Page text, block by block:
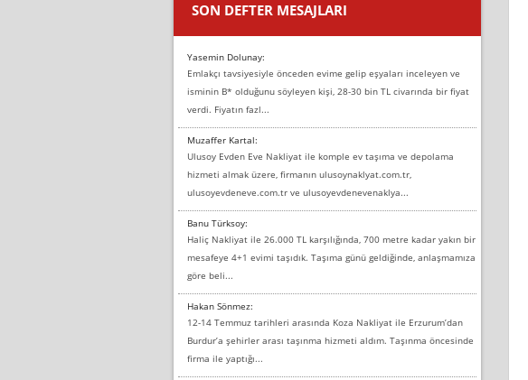
SON DEFTER MESAJLARI
Yasemin Dolunay:
Emlakçı tavsiyesiyle önceden evime gelip eşyaları inceleyen ve
isminin B* olduğunu söyleyen kişi, 28-30 bin TL civarında bir fiyat
verdi. Fiyatın fazl...
Muzaffer Kartal:
Ulusoy Evden Eve Nakliyat ile komple ev taşıma ve depolama
hizmeti almak üzere, firmanın ulusoynaklyat.com.tr,
ulusoyevdeneve.com.tr ve ulusoyevdenevenaklya...
Banu Türksoy:
Haliç Nakliyat ile 26.000 TL karşılığında, 700 metre kadar yakın bir
mesafeye 4+1 evimi taşıdık. Taşıma günü geldiğinde, anlaşmamıza
göre beli...
Hakan Sönmez:
12-14 Temmuz tarihleri arasında Koza Nakliyat ile Erzurum’dan
Burdur’a şehirler arası taşınma hizmeti aldım. Taşınma öncesinde
firma ile yaptığı...